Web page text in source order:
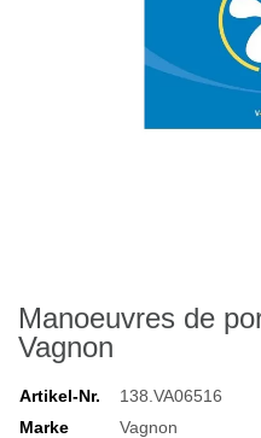
Manoeuvres de
Vagnon
Artikel-Nr.
138.VA06516
Marke
Vagnon